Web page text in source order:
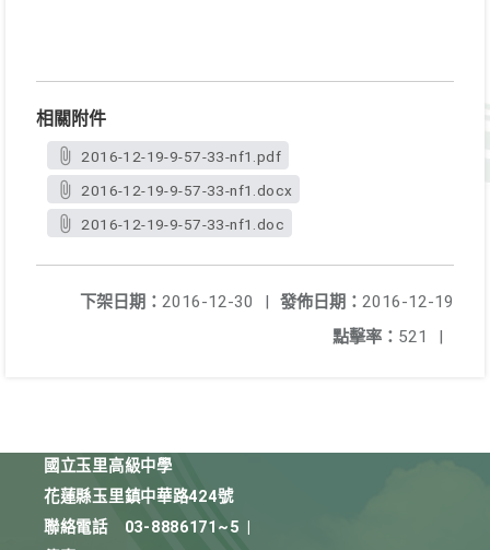
相關附件
2016-12-19-9-57-33-nf1.pdf
2016-12-19-9-57-33-nf1.docx
2016-12-19-9-57-33-nf1.doc
發佈日期： 2016-12-19
下架日期： 2016-12-30
|
點擊率： 521 |
國立玉里高級中學
花蓮縣玉里鎮中華路424號
聯絡電話
03-8886171~5